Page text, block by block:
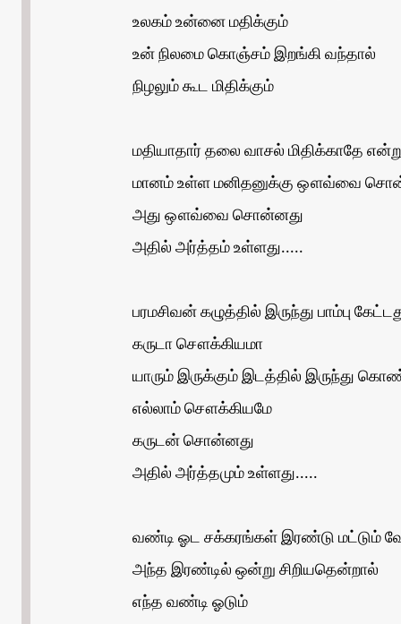
உலகம் உன்னை மதிக்கும்
உன் நிலமை கொஞ்சம் இறங்கி வந்தால்
நிழலும் கூட மிதிக்கும்
மதியாதார் தலை வாசல் மிதிக்காதே
மானம் உள்ள மனிதனுக்கு ஔவ்வை
அது ஔவ்வை சொன்னது
அதில் அர்த்தம் உள்ளது.....
பரமசிவன் கழுத்தில் இருந்து பாம்பு
கருடா சௌக்கியமா
யாரும் இருக்கும் இடத்தில் இருந்து
எல்லாம் சௌக்கியமே
கருடன் சொன்னது
அதில் அர்த்தமும் உள்ளது.....
வண்டி ஓட சக்கரங்கள் இரண்டு மட்டும்
அந்த இரண்டில் ஒன்று சிறியதென்றால்
எந்த வண்டி ஓடும்